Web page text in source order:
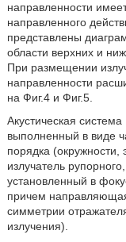
направленности
направленного
представлены
области верхних и
При размещении
направленности
на Фиг.4 и Фиг.5.
Акустическая
выполненный в виде
порядка
излучатель
установленный в
причем
симметрии
излучения).